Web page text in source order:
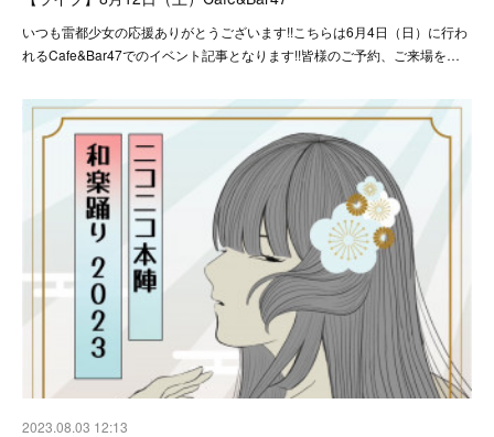
いつも雷都少女の応援ありがとうございます!!こちらは6月4日（日）に行わ
れるCafe&Bar47でのイベント記事となります!!皆様のご予約、ご来場を…
2023.08.03 12:13